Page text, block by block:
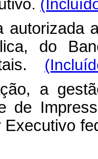
autorizada
do
a
de
Executivo